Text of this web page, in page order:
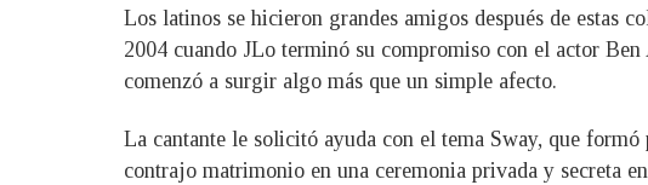
Los latinos se hicieron grandes amigos después de estas
2004 cuando JLo terminó su compromiso con el actor
comenzó a surgir algo más que un simple afecto.
La cantante le solicitó ayuda con el tema Sway, que
contrajo matrimonio en una ceremonia privada y secreta